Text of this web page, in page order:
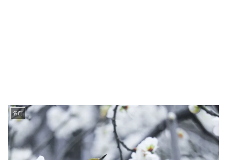
名前